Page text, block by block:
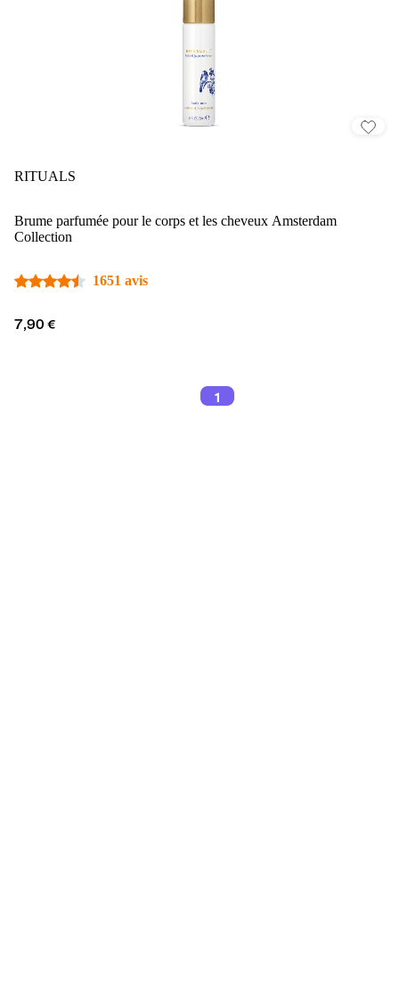
RITUALS
Brume parfumée pour le corps et les cheveux Amsterdam
Collection
1651 avis
7,90 €
1